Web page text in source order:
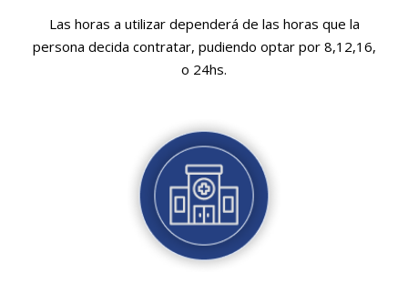
Las horas a utilizar dependerá de las horas que la
persona decida contratar, pudiendo optar por 8,12,16,
o 24hs.